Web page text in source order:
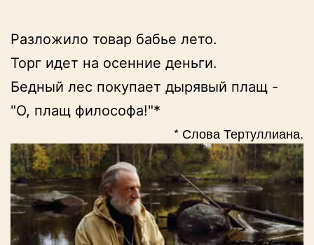
Разложило товар бабье лето.
Торг идет на осенние деньги.
Бедный лес покупает дырявый плащ -
"О, плащ философа!"*
* Слова Тертуллиана.